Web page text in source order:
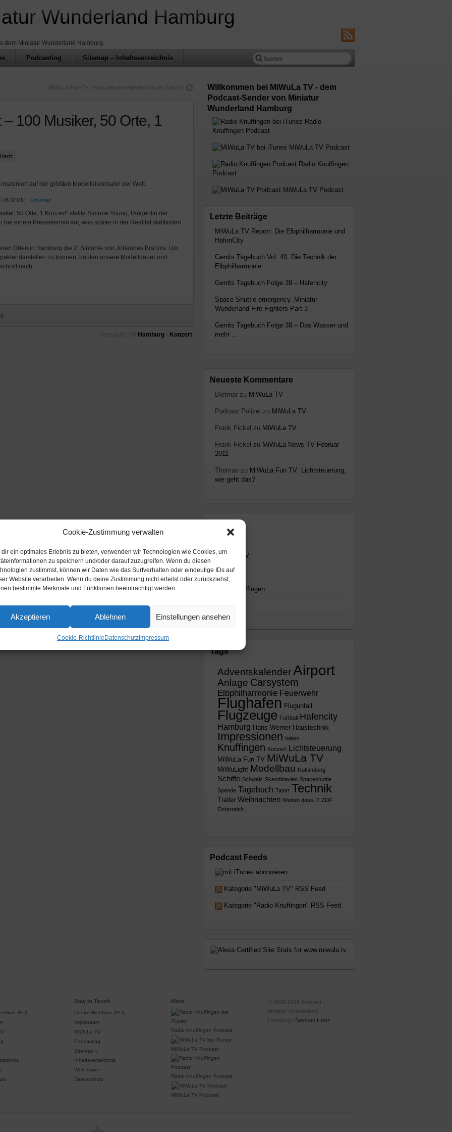
Cookie-Zustimmung verwalten
dir ein optimales Erlebnis zu bieten, verwenden wir Technologien wie Cookies, um
zu speichern und/oder darauf zuzugreifen. Wenn du diesen
zustimmst, können wir Daten wie das Surfverhalten oder eindeutige IDs auf
Website verarbeiten. Wenn du deine Zustimmung nicht erteilst oder zurückziehst,
bestimmte Merkmale und Funktionen beeinträchtigt werden.
Akzeptieren Ablehnen Einstellungen ansehen
Cookie-Richtlinie DatenschutzImpressum
Wunderland Hamburg
dem Miniatur Wunderland Hamburg.
Podcasting Sitemap – Inhaltsverzeichnis
MiWuLa Fun-TV : Was passiert eigentlich in der Nacht?
100 Musiker, 50 Orte, 1
auf der größten Modelleisenbahn der Welt.
| 45.32 MB ] Download
50 Orte, 1 Konzert“ stellte Simone Young, Dirigentin der
bei einem Pressetermin vor, was später in der Realität stattfinden
Orten in Hamburg die 2. Sinfonie von Johannes Brahms. Um
darstellen zu können, bauten unsere Modellbauer und
nach.
Hamburg Konzert
Willkommen bei MiWuLa TV - dem
Podcast-Sender von Miniatur
Wunderland Hamburg
Radio
Knuffingen Podcast
MiWuLa TV Podcast
Radio Knuffingen
Podcast
MiWuLa TV Podcast
Letzte Beiträge
MiWuLa TV Report: Die Elbphilharmonie und
HafenCity
Gerrits Tagebuch Vol. 40: Die Technik der
Elbphilharmonie
Gerrits Tagebuch Folge 39 – Hafencity
Space Shuttle emergency. Miniatur
Wunderland Fire Fighters Part 3
Gerrits Tagebuch Folge 38 – Das Wasser und
mehr …
Neueste Kommentare
Dietmar zu MiWuLa TV
Podcast Polizei zu MiWuLa TV
Frank Fickel zu MiWuLa TV
Frank Fickel zu MiWuLa News TV Februar
2011
Thomas zu MiWuLa Fun TV: Lichtsteuerung,
wie geht das?
MiWuLa TV
Podcast
Radio Knuffingen
Tags
AdventskalenderAirport
Anlage Carsystem
Elbphilharmonie Feuerwehr
Flughafen Flugunfall
Flugzeuge Fußball Hafencity
Hamburg Hans Werner Haustechnik
Impressionen Italien
Knuffingen Konzert Lichtsteuerung
MiWuLa Fun TV MiWuLa TV
MiWuLight Modellbau Notlandung
Schiffe Schweiz Skandinavien Spaceshuttle
Spende Tagebuch Tatort Technik
Trailer Weihnachten Wetten dass..? ZDF
Österreich
Podcast Feeds
Kategorie "MiWuLa TV" RSS Feed
Kategorie "Radio Knuffingen" RSS Feed
(EU)
Stay In Touch
Cookie-Richtlinie (EU)
Impressum
MiWuLa TV
Podcasting
Sitemap –
Inhaltsverzeichnis
Web-Tipps
Datenschutz
More
Radio Knuffingen Podcast
MiWuLa TV Podcast
Radio Knuffingen Podcast
MiWuLa TV Podcast
© 2009-2018 Podcast -
Miniatur Wunderland
Hamburg / Stephan Hertz